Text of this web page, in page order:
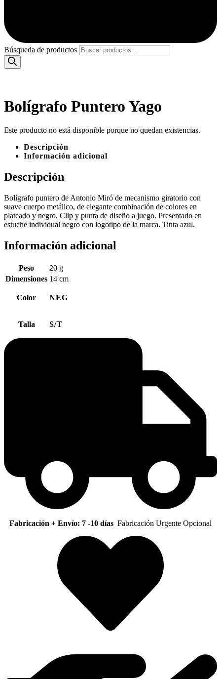
Búsqueda de productos
Bolígrafo Puntero Yago
Este producto no está disponible porque no quedan existencias.
Descripción
Información adicional
Descripción
Bolígrafo puntero de Antonio Miró de mecanismo giratorio con
suave cuerpo metálico, de elegante combinación de colores en
plateado y negro. Clip y punta de diseño a juego. Presentado en
estuche individual negro con logotipo de la marca. Tinta azul.
Información adicional
Peso
20 g
Dimensiones 14 cm
Color NEG
Talla S/T
Fabricación + Envío: 7 -10 días Fabricación Urgente Opcional